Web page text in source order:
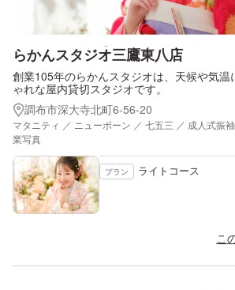
らかんスタジオ三鷹東八店
創業105年のらかんスタジオは、天候や気温
ゃれな屋内貸切スタジオです。
調布市深大寺北町6-56-20
マタニティ ／ ニューボーン ／ 七五三 ／ 成人式振
業写真
プラン ライトコース
こ